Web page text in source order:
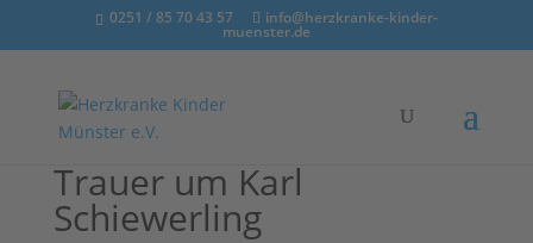
0251 / 85 70 43 57 info@herzkranke-kinder-
muenster.de
Trauer um Karl
Schiewerling